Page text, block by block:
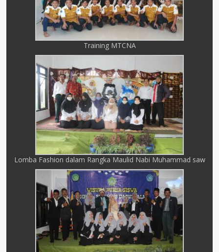
Training MTCNA
Lomba Fashion dalam Rangka Maulid Nabi Muhammad saw